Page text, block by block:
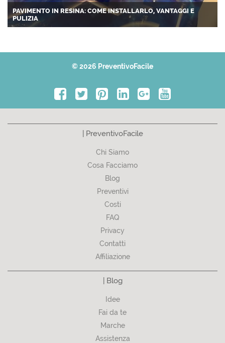
PAVIMENTO IN RESINA: COME INSTALLARLO, VANTAGGI E
PULIZIA
© 2026 PreventivoFacile
| PreventivoFacile
Chi Siamo
Cosa Facciamo
Blog
Preventivi
Costi
FAQ
Privacy
Contatti
Affiliazione
| Blog
Idee
Fai da te
Marche
Assistenza